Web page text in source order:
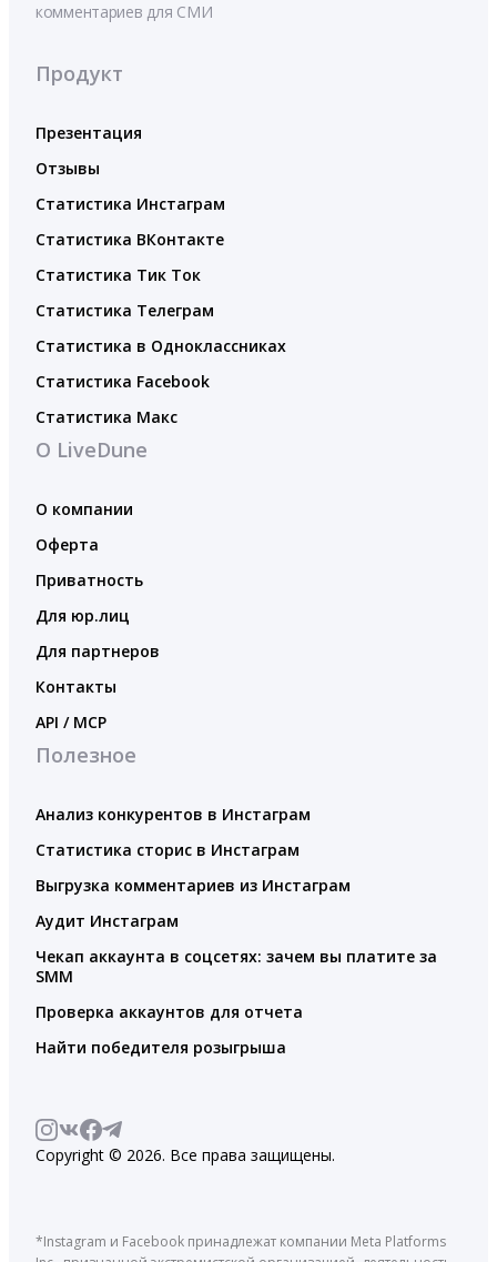
комментариев для СМИ
Продукт
Презентация
Отзывы
Статистика Инстаграм
Статистика ВКонтакте
Статистика Тик Ток
Статистика Телеграм
Статистика в Одноклассниках
Статистика Facebook
Статистика Макс
О LiveDune
О компании
Оферта
Приватность
Для юр.лиц
Для партнеров
Контакты
API / MCP
Полезное
Анализ конкурентов в Инстаграм
Статистика сторис в Инстаграм
Выгрузка комментариев из Инстаграм
Аудит Инстаграм
Чекап аккаунта в соцсетях: зачем вы платите за
SMM
Проверка аккаунтов для отчета
Найти победителя розыгрыша
Copyright © 2026. Все права защищены.
*Instagram и Facebook принадлежат компании Meta Platforms